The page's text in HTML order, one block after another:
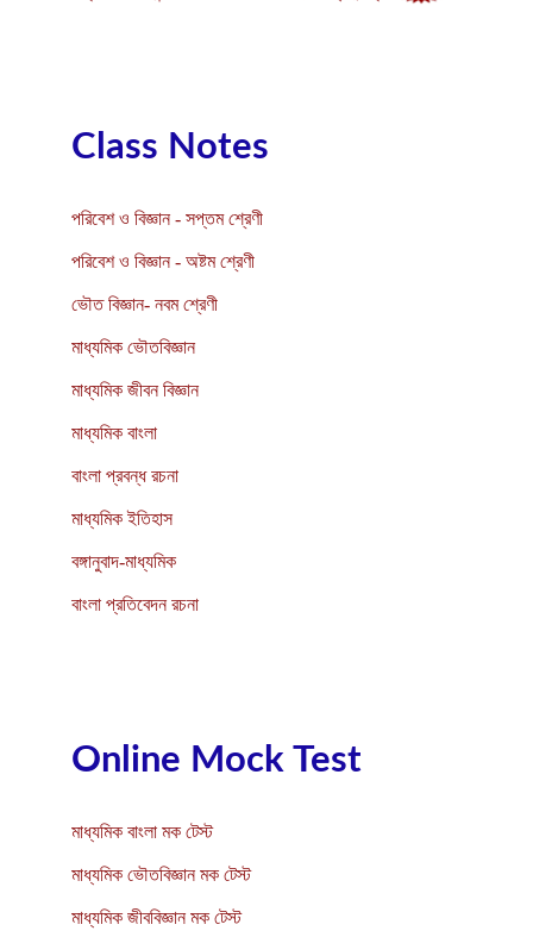
Class Notes
পরিবেশ ও বিজ্ঞান - সপ্তম শ্রেণী
পরিবেশ ও বিজ্ঞান - অষ্টম শ্রেণী
ভৌত বিজ্ঞান- নবম শ্রেণী
মাধ্যমিক ভৌতবিজ্ঞান
মাধ্যমিক জীবন বিজ্ঞান
মাধ্যমিক বাংলা
বাংলা প্রবন্ধ রচনা
মাধ্যমিক ইতিহাস
বঙ্গানুবাদ-মাধ্যমিক
বাংলা প্রতিবেদন রচনা
Online Mock Test
মাধ্যমিক বাংলা মক টেস্ট
মাধ্যমিক ভৌতবিজ্ঞান মক টেস্ট
মাধ্যমিক জীববিজ্ঞান মক টেস্ট